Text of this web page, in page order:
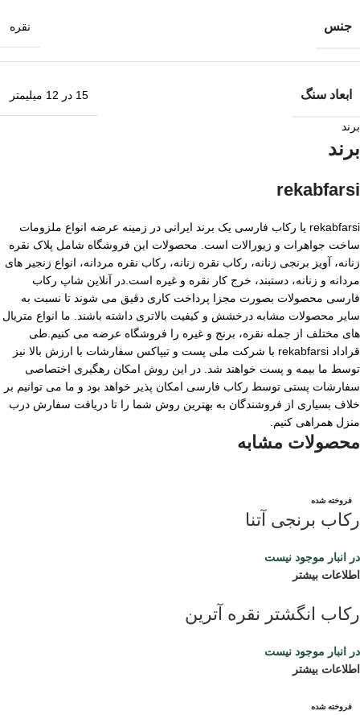
جنس نقره
ابعاد سنگ 15 در 12 میلیمتر
برند
برند
rekabfarsi
rekabfarsi یا رکاب فارسی یک برند ایرانی در زمینه عرضه انواع ملزومات
ساخت جواهرات و زیورالات است. محصولات این فروشگاه شامل پلاک نقره
زنانه، آویز برنجی زنانه، رکاب نقره زنانه، رکاب نقره مردانه، انواع زنجیر های
مردانه و زنانه، دستبند، خرج کار نقره و غیره است.در آنلاین شاپ رکاب
فارسی محصولات بصورت مجزا پرداخت کاری دقیق می شوند تا نسبت به
سایر محصولات مشابه درخشش و کیفیت بالاتری داشته باشند. ما انواع متریال
های مختلف از جمله نقره، برنج و غیره را فروشگاه عرضه می کنیم.طی
قراداد rekabfarsi با شرکت ملی پست و تیپاکس سفارشات با ارزش بالا نیز
توسط ما بیمه و پست خواهند شد. در این روش امکان رهگیری اختصاصی
سفارشات پستی توسط رکاب فارسی امکان پذیر خواهد بود و ما می توانیم بر
خلاف بسیاری از فروشندگان به بهترین روش شما را تا دریافت سفارش درب
منزل همراهی کنیم.
محصولات مشابه
فروخته شده
رکاب برنجی آتنا
در انبار موجود نیست
اطلاعات بیشتر
رکاب انگشتر نقره آترین
در انبار موجود نیست
اطلاعات بیشتر
فروخته شده